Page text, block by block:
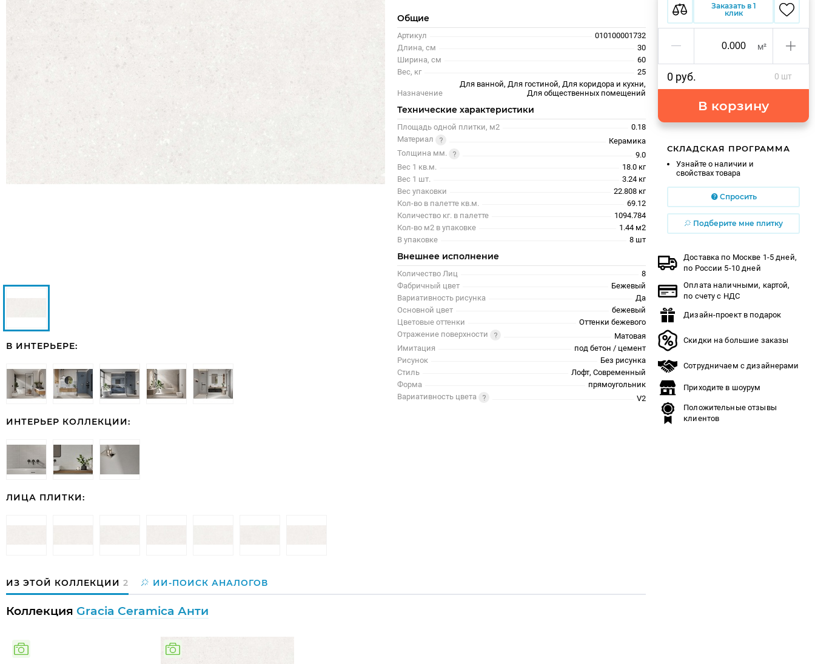
В ИНТЕРЬЕРЕ:
ИНТЕРЬЕР КОЛЛЕКЦИИ:
ЛИЦА ПЛИТКИ:
Общие
Артикул
010100001732
Длина, см
30
Ширина, см
60
Вес, кг
25
Назначение
Для ванной, Для гостиной, Для коридора и кухни,
Для общественных помещений
Технические характеристики
Площадь одной плитки, м2
0.18
Материал
Керамика
Толщина мм.
9.0
Вес 1 кв.м.
18.0 кг
Вес 1 шт.
3.24 кг
Вес упаковки
22.808 кг
Кол-во в палетте кв.м.
69.12
Количество кг. в палетте
1094.784
Кол-во м2 в упаковке
1.44 м2
В упаковке
8 шт
Внешнее исполнение
Количество Лиц
8
Фабричный цвет
Бежевый
Вариативность рисунка
Да
Основной цвет
бежевый
Цветовые оттенки
Оттенки бежевого
Отражение поверхности
Матовая
Имитация
под бетон / цемент
Рисунок
Без рисунка
Стиль
Лофт, Современный
Форма
прямоугольник
Вариативность цвета
V2
ИЗ ЭТОЙ КОЛЛЕКЦИИ 2 ИИ-ПОИСК АНАЛОГОВ
Коллекция Gracia Ceramica Анти
Заказать в 1
клик
м²
0 руб. 0 шт
В корзину
СКЛАДСКАЯ ПРОГРАММА
Узнайте о наличии и
свойствах товара
Спросить
Подберите мне плитку
Доставка по Москве 1-5 дней,
по России 5-10 дней
Оплата наличными, картой,
по счету с НДС
Дизайн-проект в подарок
Скидки на большие заказы
Сотрудничаем с дизайнерами
Приходите в шоурум
Положительные отзывы
клиентов